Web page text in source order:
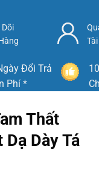
Dõi
Đổi Trả
Phí *
Thất
Dày Tá